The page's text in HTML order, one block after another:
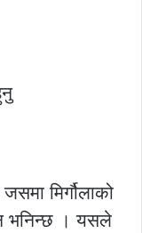
मिर्गौलाको
भनिन्छ । यसले